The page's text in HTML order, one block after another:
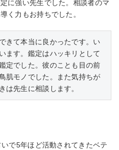
に強い先生でした。相談者のマ
く力もお持ちでした。
きて本当に良かったです。い
ます。鑑定はハッキリとして
定でした。彼のことも目の前
肌モノでした。また気持ちが
は先生に相談します。
で5年ほど活動されてきたベテ